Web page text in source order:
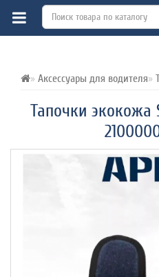
Аксессуары для водителя
Тапочки экокожа
ВСЕ О ТОВАРЕ ХАРАКТЕРИСТИКИ